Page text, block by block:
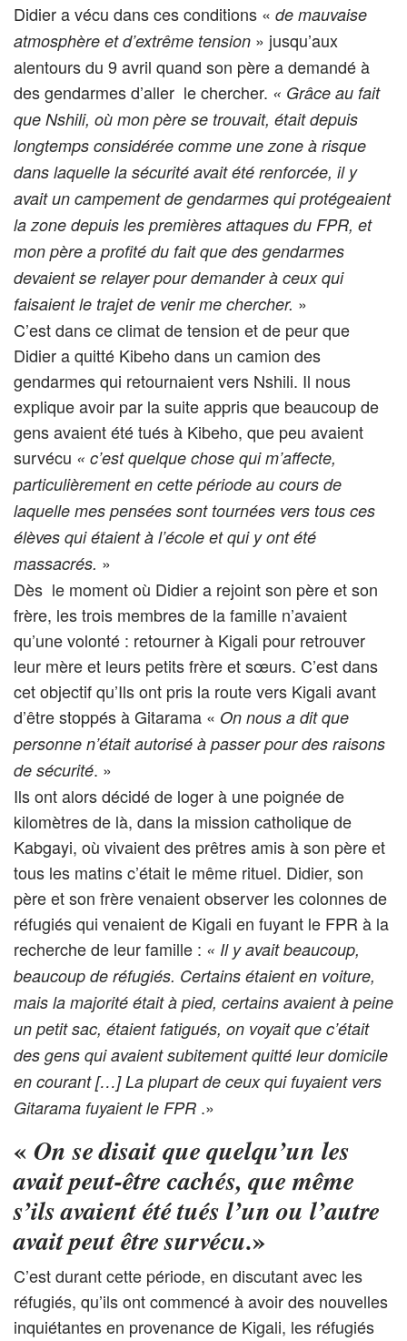
Didier a vécu dans ces conditions « de mauvaise
atmosphère et d’extrême tension » jusqu’aux
alentours du 9 avril quand son père a demandé à
des gendarmes d’aller le chercher. « Grâce au fait
que Nshili, où mon père se trouvait, était depuis
longtemps considérée comme une zone à risque
dans laquelle la sécurité avait été renforcée, il y
avait un campement de gendarmes qui protégeaient
la zone depuis les premières attaques du FPR, et
mon père a profité du fait que des gendarmes
devaient se relayer pour demander à ceux qui
faisaient le trajet de venir me chercher. »
C’est dans ce climat de tension et de peur que
Didier a quitté Kibeho dans un camion des
gendarmes qui retournaient vers Nshili. Il nous
explique avoir par la suite appris que beaucoup de
gens avaient été tués à Kibeho, que peu avaient
survécu « c’est quelque chose qui m’affecte,
particulièrement en cette période au cours de
laquelle mes pensées sont tournées vers tous ces
élèves qui étaient à l’école et qui y ont été
massacrés. »
Dès le moment où Didier a rejoint son père et son
frère, les trois membres de la famille n’avaient
qu’une volonté : retourner à Kigali pour retrouver
leur mère et leurs petits frère et sœurs. C’est dans
cet objectif qu’Ils ont pris la route vers Kigali avant
d’être stoppés à Gitarama « On nous a dit que
personne n’était autorisé à passer pour des raisons
de sécurité. »
Ils ont alors décidé de loger à une poignée de
kilomètres de là, dans la mission catholique de
Kabgayi, où vivaient des prêtres amis à son père et
tous les matins c’était le même rituel. Didier, son
père et son frère venaient observer les colonnes de
réfugiés qui venaient de Kigali en fuyant le FPR à la
recherche de leur famille : « Il y avait beaucoup,
beaucoup de réfugiés. Certains étaient en voiture,
mais la majorité était à pied, certains avaient à peine
un petit sac, étaient fatigués, on voyait que c’était
des gens qui avaient subitement quitté leur domicile
en courant […] La plupart de ceux qui fuyaient vers
Gitarama fuyaient le FPR .»
«On se disait que quelqu’un les
avait peut-être cachés, que même
s’ils avaient été tués l’un ou l’autre
avait peut être survécu.»
C’est durant cette période, en discutant avec les
réfugiés, qu’ils ont commencé à avoir des nouvelles
inquiétantes en provenance de Kigali, les réfugiés